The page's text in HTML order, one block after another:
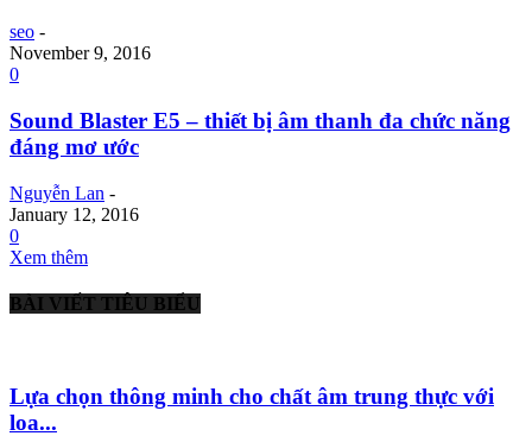
seo -
November 9, 2016
0
Sound Blaster E5 – thiết bị âm thanh đa chức năng
đáng mơ ước
Nguyễn Lan -
January 12, 2016
0
Xem thêm
BÀI VIẾT TIÊU BIỂU
Lựa chọn thông minh cho chất âm trung thực với
loa...